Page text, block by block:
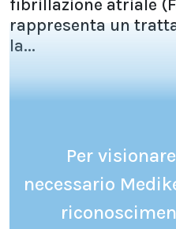
fibrillazione atriale
rappresenta un
la...
Per
necessario